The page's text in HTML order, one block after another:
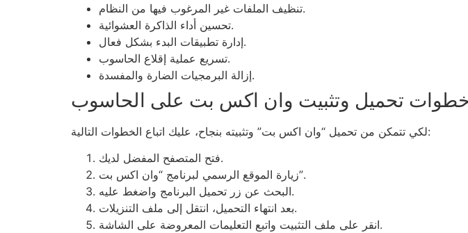
تنظيف الملفات غير المرغوب فيها من النظام.
تحسين أداء الذاكرة العشوائية.
إدارة تطبيقات البدء بشكل فعال.
تسريع عملية إقلاع الحاسوب.
إزالة البرمجيات الضارة والمفسدة.
تحميل وتثبيت وان اكس بت على الحاسوب
لكي تتمكن من تحميل “وان اكس بت” وتثبيته بنجاح، عليك اتباع الخطوات التالية:
فتح المتصفح المفضل لديك.
زيارة الموقع الرسمي لبرنامج “وان اكس بت”.
البحث عن زر تحميل البرنامج واضغط عليه.
بعد انتهاء التحميل، انتقل إلى ملف التنزيلات.
انقر على ملف التثبيت واتبع التعليمات المعروضة على الشاشة.